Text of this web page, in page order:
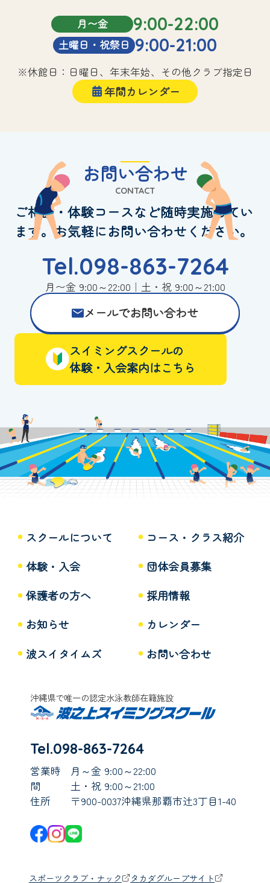
月〜金 9:00-22:00
土曜日・祝祭日 9:00-21:00
※休館日：日曜日、年末年始、その他クラブ指定日
年間カレンダー
お問い合わせ
CONTACT
ご相談・体験コースなど随時実施してい
ます。お気軽にお問い合わせください。
Tel.098-863-7264
月〜金 9:00～22:00｜土・祝 9:00～21:00
メールでお問い合わせ
スイミングスクールの
体験・入会案内はこちら
スクールについて
コース・クラス紹介
体験・入会
団体会員募集
保護者の方へ
採用情報
お知らせ
カレンダー
波スイタイムズ
お問い合わせ
沖縄県で唯一の認定水泳教師在籍施設
Tel.098-863-7264
営業時
間
月～金 9:00～22:00
土・祝 9:00～21:00
住所
〒900-0037沖縄県那覇市辻3丁目1-40
スポーツクラブ・ナック タカダグループサイト